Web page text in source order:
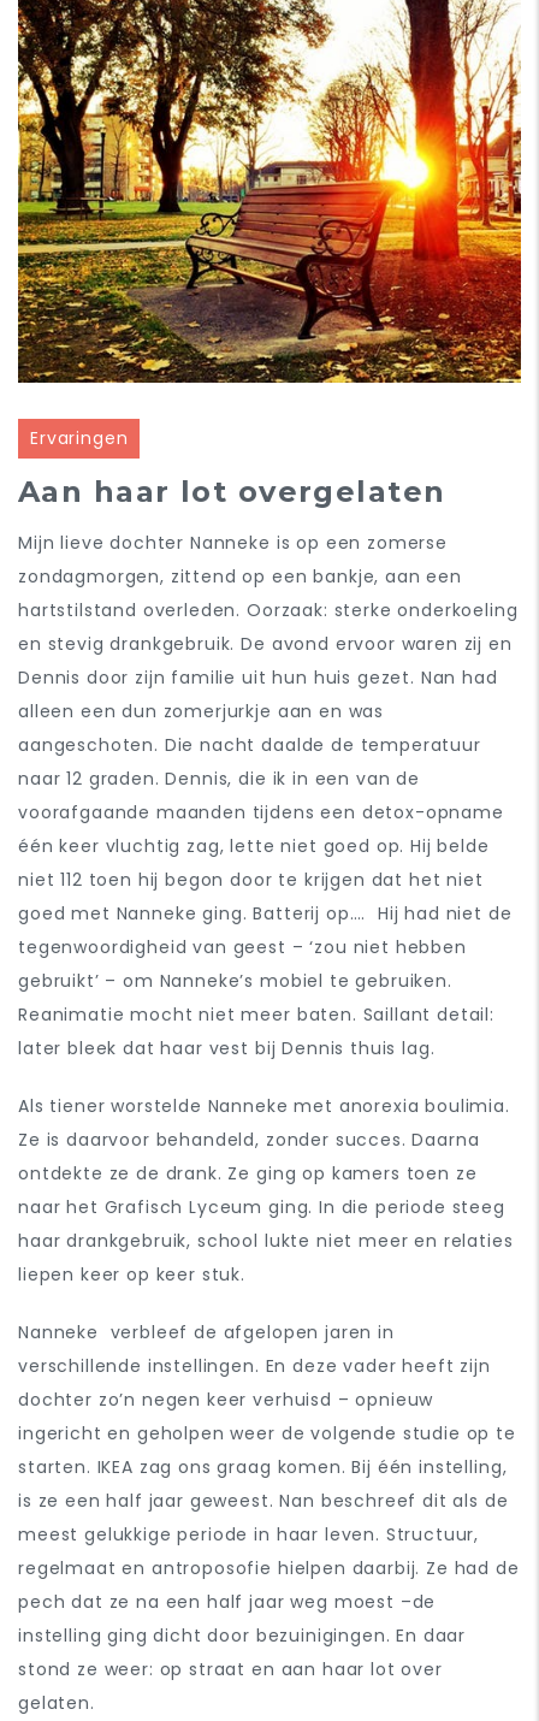
Ervaringen
Aan haar lot overgelaten
Mijn lieve dochter Nanneke is op een zomerse
zondagmorgen, zittend op een bankje, aan een
hartstilstand overleden. Oorzaak: sterke onderkoeling
en stevig drankgebruik.De avond ervoor waren zij en
Dennis door zijn familie uit hun huis gezet. Nan had
alleen een dun zomerjurkje aan en was
aangeschoten. Die nacht daalde de temperatuur
naar 12 graden.Dennis, die ik in een van de
voorafgaande maanden tijdens een detox-opname
één keer vluchtig zag, lette niet goed op. Hij belde
niet 112 toen hij begon door te krijgen dat het niet
goed met Nanneke ging. Batterij op…. Hij had niet de
tegenwoordigheid van geest – ‘zou niet hebben
gebruikt’ – om Nanneke’s mobiel te gebruiken.
Reanimatie mocht niet meer baten. Saillant detail:
later bleek dat haar vest bij Dennis thuis lag.
Als tiener worstelde Nanneke met anorexia boulimia.
Ze is daarvoor behandeld, zonder succes. Daarna
ontdekte ze de drank. Ze ging op kamers toen ze
naar het Grafisch Lyceum ging. In die periode steeg
haar drankgebruik, school lukte niet meer en relaties
liepen keer op keer stuk.
Nanneke verbleef de afgelopen jaren in
verschillende instellingen. En deze vader heeft zijn
dochter zo’n negen keer verhuisd – opnieuw
ingericht en geholpen weer de volgende studie op te
starten. IKEA zag ons graag komen.Bij één instelling,
is ze een half jaar geweest. Nan beschreef dit als de
meest gelukkige periode in haar leven. Structuur,
regelmaat en antroposofie hielpen daarbij. Ze had de
pech dat ze na een half jaar weg moest –de
instelling ging dicht door bezuinigingen. En daar
stond ze weer: op straat en aan haar lot over
gelaten.